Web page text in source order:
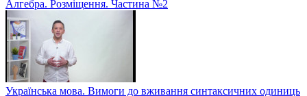
Алгебра. Розміщення. Частина №2
Українська мова. Вимоги до вживання синтаксичних одиниць